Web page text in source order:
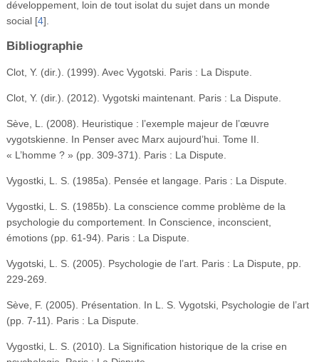
développement, loin de tout isolat du sujet dans un monde
social[4]
Bibliographie
Clot, Y. (dir.). (1999). Avec Vygotski. Paris : La Dispute.
Clot, Y. (dir.). (2012). Vygotski maintenant. Paris : La Dispute.
Sève, L. (2008). Heuristique : l’exemple majeur de l’œuvre
vygotskienne. In Penser avec Marx aujourd’hui. Tome II.
« L’homme ? » (pp. 309‑371). Paris : La Dispute.
Vygostki, L. S. (1985a). Pensée et langage. Paris : La Dispute.
Vygostki, L. S. (1985b). La conscience comme problème de la
psychologie du comportement. In Conscience, inconscient,
émotions (pp. 61‑94). Paris : La Dispute.
Vygotski, L. S. (2005). Psychologie de l’art. Paris : La Dispute, pp.
229‑269.
Sève, F. (2005). Présentation. In L. S. Vygotski, Psychologie de l’art
(pp. 7‑11). Paris : La Dispute.
Vygostki, L. S. (2010). La Signification historique de la crise en